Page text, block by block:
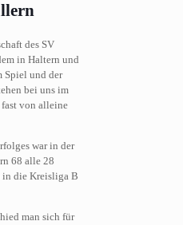
des SV
in Haltern und
Spiel und der
bei uns im
von alleine
war in der
68 alle 28
in die Kreisliga B
man sich für